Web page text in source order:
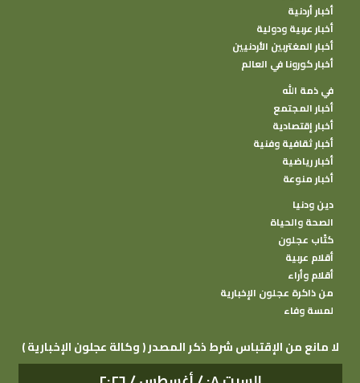
أخبار أردنية
أخبار عربية ودولية
أخبار المغتربين الأردنيين
أخبار كورونا في العالم
في ذمة الله
أخبار المجتمع
أخبار إقتصادية
أخبار ثقافية وفنية
أخبار رياضية
أخبار منوعة
دين ودنيا
الصحة والحياة
كتًاب عجلون
أقلام عربية
أقلام وأراء
من ذاكرة عجلون الإخبارية
لمسة وفاء
( وكالة عجلون الإخبارية ) لا مانع من الإقتباس شرط ذكر المصدر